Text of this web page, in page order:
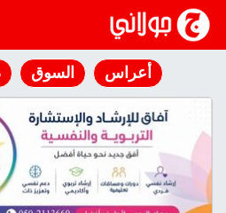
انتقل إلى المحتوى
أعراس السوق